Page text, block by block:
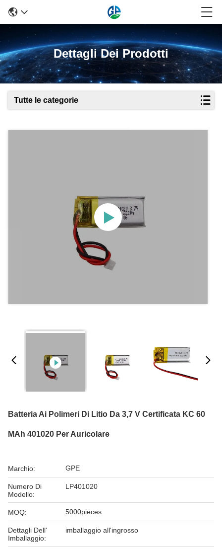
Dettagli Dei Prodotti
Tutte le categorie
Batteria Ai Polimeri Di Litio Da 3,7 V Certificata KC 60
MAh 401020 Per Auricolare
Marchio: GPE
Numero Di
Modello:
LP401020
MOQ: 5000pieces
Dettagli Dell'
Imballaggio:
imballaggio all'ingrosso